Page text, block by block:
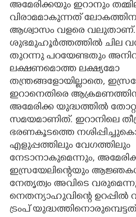
CARTOONS
LITERATURE
ZOOM
CONTACT US
അമേരിക്കയും ഇറാനും
വിരാമമാകുന്നത്
ആശ്വാസം വളരെ
ശുഭമുഹൂർത്തത്തിൽ ചില
തുറന്നു പറയേണ്ടതും
ലക്ഷണമൊത്ത ലക്ഷ്യമോ
തന്ത്രങ്ങളോയില്ലാതെ,
ഇറാനെതിരെ ആക്രമണത്തിന്
അമേരിക്ക യുദ്ധത്തിൽ
സമയമാണിത്. ഇറാനിലെ
ഭരണകൂടത്തെ
എളുപ്പത്തിലും വേഗത്തിലും
നേടാനാകുമെന്നും,
ഇസ്രയേലിന്റെയും
നേതൃത്വം അവിടെ
നെതന്യാഹുവിന്റെ ഉറപ്പിൽ
ട്രംപ്